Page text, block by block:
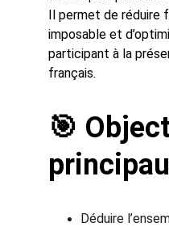
Il permet de réduire
imposable et
participant à la
français.
🎯
Déduire